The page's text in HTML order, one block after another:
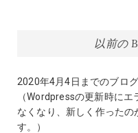
以前の
2020年4月4日までのブロ
（Wordpressの更新時にエ
なくなり、新しく作ったの
す。）